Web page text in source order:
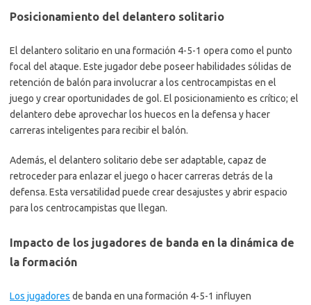
Posicionamiento del delantero solitario
El delantero solitario en una formación 4-5-1 opera como el punto
focal del ataque. Este jugador debe poseer habilidades sólidas de
retención de balón para involucrar a los centrocampistas en el
juego y crear oportunidades de gol. El posicionamiento es crítico; el
delantero debe aprovechar los huecos en la defensa y hacer
carreras inteligentes para recibir el balón.
Además, el delantero solitario debe ser adaptable, capaz de
retroceder para enlazar el juego o hacer carreras detrás de la
defensa. Esta versatilidad puede crear desajustes y abrir espacio
para los centrocampistas que llegan.
Impacto de los jugadores de banda en la dinámica de
la formación
Los jugadores de banda en una formación 4-5-1 influyen